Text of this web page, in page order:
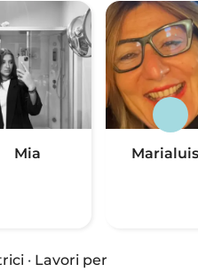
Mia
· Lavori per